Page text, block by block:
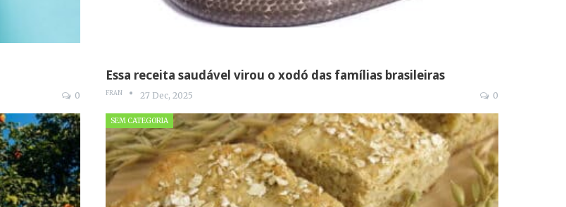
0
Essa receita saudável virou o xodó das famílias brasileiras
FRAN 27 Dec, 2025 0
SEM CATEGORIA